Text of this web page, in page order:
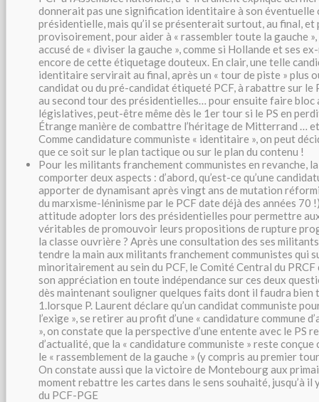
donnerait pas une signification identitaire à son éventuelle
présidentielle, mais qu’il se présenterait surtout, au final,
provisoirement, pour aider à « rassembler toute la gauche
accusé de « diviser la gauche », comme si Hollande et ses
encore de cette étiquetage douteux. En clair, une telle
identitaire servirait au final, après un « tour de piste » plus
candidat ou du pré-candidat étiqueté PCF, à rabattre sur le
au second tour des présidentielles… pour ensuite faire bloc
législatives, peut-être même dès le 1er tour si le PS en
Étrange manière de combattre l’héritage de Mitterrand …
Comme candidature communiste « identitaire », on peut
que ce soit sur le plan tactique ou sur le plan du contenu !
Pour les militants franchement communistes en revanche,
comporter deux aspects : d’abord, qu’est-ce qu’une
apporter de dynamisant après vingt ans de mutation
du marxisme-léninisme par le PCF date déjà des années 70
attitude adopter lors des présidentielles pour permettre
véritables de promouvoir leurs propositions de rupture
la classe ouvrière ? Après une consultation des ses
tendre la main aux militants franchement communistes qui
minoritairement au sein du PCF, le Comité Central du
son appréciation en toute indépendance sur ces deux
dès maintenant souligner quelques faits dont il faudra bien
1.lorsque P. Laurent déclare qu’un candidat communiste
l’exige », se retirer au profit d’une « candidature commune
», on constate que la perspective d’une entente avec le PS
d’actualité, que la « candidature communiste » reste
le « rassemblement de la gauche » (y compris au premier
On constate aussi que la victoire de Montebourg aux
moment rebattre les cartes dans le sens souhaité, jusqu’à il
du PCF-PGE